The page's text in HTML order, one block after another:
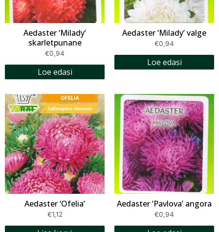
Aedaster ‘Milady’
skarletpunane
€0,94
Loe edasi
Aedaster ‘Milady’ valge
€0,94
Loe edasi
Aedaster ‘Ofelia’
€1,12
Aedaster ‘Pavlova’ angora
€0,94